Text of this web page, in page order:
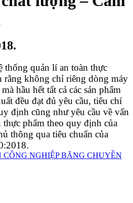
thống quản lí an toàn thực
rằng không chỉ riêng dòng máy
hầu hết tất cả các sản phẩm
đều đạt đủ yêu cầu, tiêu chí
định cũng như yêu cầu về vấn
thực phẩm theo quy định của
thông qua tiêu chuẩn của